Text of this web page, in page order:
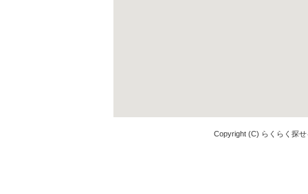
Copyright (C) らくらく探